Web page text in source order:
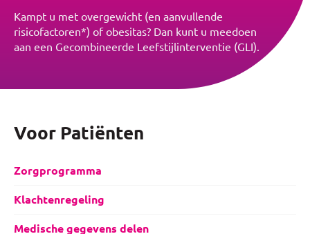
Kampt u met overgewicht (en aanvullende
risicofactoren*) of obesitas? Dan kunt u meedoen
aan een Gecombineerde Leefstijlinterventie (GLI).
Voor Patiënten
Zorgprogramma
Klachtenregeling
Medische gegevens delen